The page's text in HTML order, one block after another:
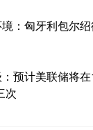
：匈牙利包尔
预计美联储将
次